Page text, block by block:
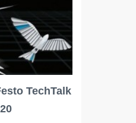
TechTalk